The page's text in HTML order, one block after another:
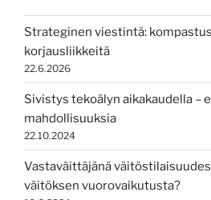
Strateginen viestintä:
korjausliikkeitä
22.6.2026
Sivistys tekoälyn aikakaudella –
mahdollisuuksia
22.10.2024
Vastaväittäjänä
väitöksen vuorovaikutusta?